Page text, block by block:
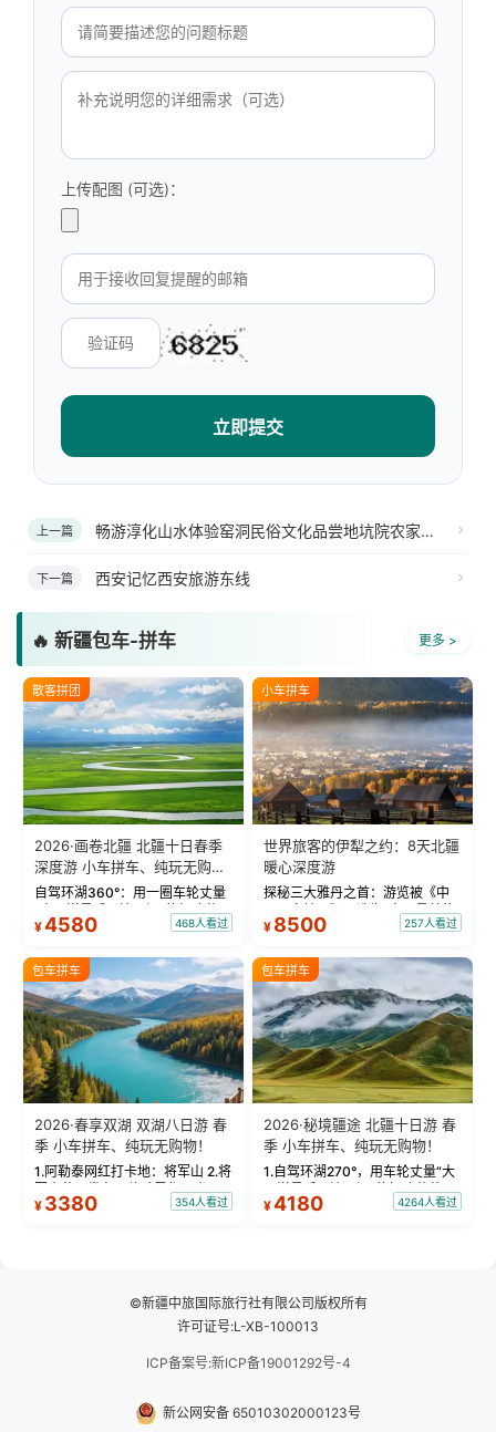
上传配图 (可选)：
立即提交
上一篇 畅游淳化山水体验窑洞民俗文化品尝地坑院农家美食
下一篇 西安记忆西安旅游东线
🔥 新疆包车-拼车 更多 >
散客拼团
2026·画卷北疆 北疆十日春季
深度游 小车拼车、纯玩无购
物！
自驾环湖360°：用一圈车轮丈量
“大西洋最后一滴眼泪”的极致蔚
蓝。 赛湖旅拍：甄选多款风格服
绝美瞬间。 赛湖坦克300跟车视
频：专业摄影师...
¥4580 468人看过
小车拼车
世界旅客的伊犁之约：8天北疆
暖心深度游
探秘三大雅丹之首：游览被《中
国国家地理》评选为“中国最美的
三大雅丹”第一名的克拉玛依魔鬼
瓦人最大村落——禾木村，欣赏
晨雾与小木...
¥ 8500 257人看过
包车拼车
2026·春享双湖 双湖八日游 春
季 小车拼车、纯玩无购物！
1.阿勒泰网红打卡地：将军山 2.将
军山落日缆车，体验雪都风光 3.
将军山，夕阳派对，蹦迪party 4.
¥ 3380 354人看过
包车拼车
2026·秘境疆途 北疆十日游 春
季 小车拼车、纯玩无购物！
1.自驾环湖270°，用车轮丈量“大
西洋最后一滴眼泪”的极致蔚蓝，
让雪山、花海与深邃湖水在转弯
¥4180 4264人看过
©新疆中旅国际旅行社有限公司版权所有
许可证号:L-XB-100013
ICP备案号:新ICP备19001292号-4
新公网安备 65010302000123号